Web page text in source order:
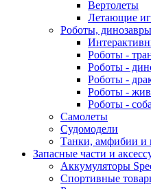
Вертолеты
Летающие
Роботы,
Роботы -
Роботы -
Роботы -
Роботы -
Роботы -
Самолеты
Судомодели
Танки, амфибии и
Запасные части и
Аккумуляторы
Спортивные